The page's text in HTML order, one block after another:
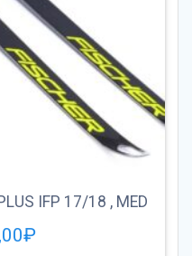
IFP 17/18 , MED
₽